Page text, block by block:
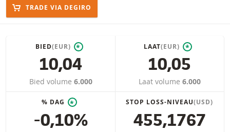
TRADE VIA DEGIRO
BIED(EUR) *
10,04
Bied volume 6.000
LAAT(EUR) *
10,05
Laat volume 6.000
% DAG *
-0,10%
STOP LOSS-NIVEAU(USD)
455,1767